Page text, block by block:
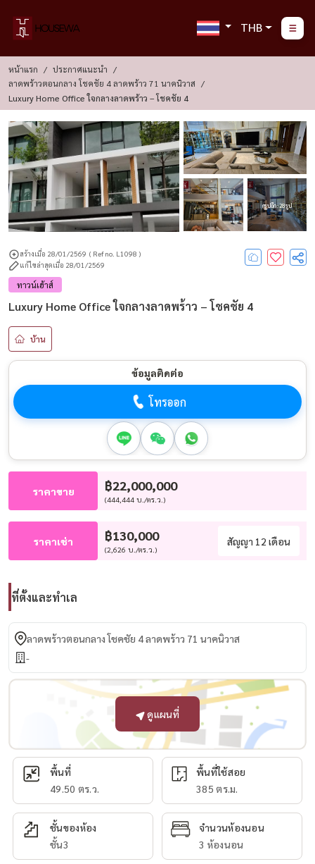
THB
หน้าแรก
ประกาศแนะนำ
ลาดพร้าวตอนกลาง โชคชัย 4 ลาดพร้าว 71 นาคนิวาส
Luxury Home Office ใจกลางลาดพร้าว – โชคชัย 4
ดูรูปอีก : 28 รูป
สร้างเมื่อ 28/01/2569 ( Ref no. L1098 )
แก้ไขล่าสุดเมื่อ 28/01/2569
ทาวน์เฮ้าส์
Luxury Home Office ใจกลางลาดพร้าว – โชคชัย 4
บ้าน
ข้อมูลติดต่อ
โทรออก
ราคาขาย ฿22,000,000
(444,444 บ./ตร.ว.)
ราคาเช่า ฿130,000
(2,626 บ./ตร.ว.)
สัญญา 12 เดือน
ที่ตั้งและทำเล
ลาดพร้าวตอนกลาง โชคชัย 4 ลาดพร้าว 71 นาคนิวาส
-
ดูแผนที่
พื้นที่
49.50 ตร.ว.
พื้นที่ใช้สอย
385 ตร.ม.
ชั้นของห้อง
ชั้น3
จำนวนห้องนอน
3 ห้องนอน